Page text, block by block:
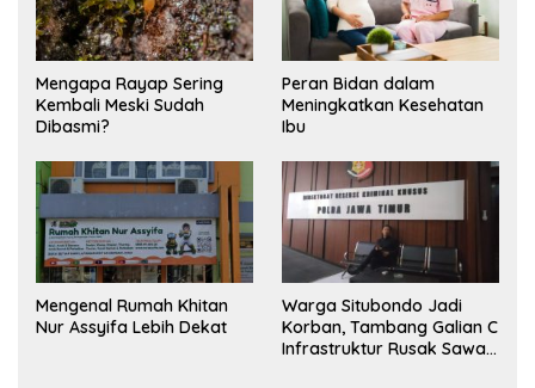
Mengapa Rayap Sering
Kembali Meski Sudah
Dibasmi?
Peran Bidan dalam
Meningkatkan Kesehatan
Ibu
Mengenal Rumah Khitan
Nur Assyifa Lebih Dekat
Warga Situbondo Jadi
Korban, Tambang Galian C
Infrastruktur Rusak Sawah